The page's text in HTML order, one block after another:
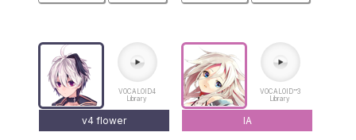
VOCALOID4
Library
v4 flower
VOCALOID™3
Library
IA